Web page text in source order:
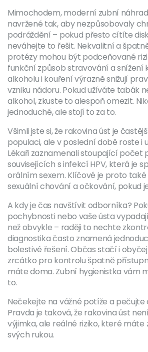
Mimochodem, moderní zubní
navržené tak, aby nezpůsobovaly
podráždění – pokud přesto cítíte
neváhejte to řešit. Nekvalitní a
protézy mohou být podceňované
funkční způsob stravování a snížení
alkoholu i kouření výrazně snižují
vzniku nádoru. Pokud užíváte tabák
alkohol, zkuste to alespoň omezit.
jednoduché, ale stojí to za to.
Všimli jste si, že rakovina úst je
populaci, ale v poslední době roste i
Lékaři zaznamenali stoupající počet
souvisejících s infekcí HPV, která je
orálním sexem. Klíčové je proto
sexuální chování a očkování, pokud
A kdy je čas navštívit odborníka?
pochybnosti nebo vaše ústa
než obvykle – raději to nechte
diagnostika často znamená
bolestivé řešení. Občas stačí i
zrcátko pro kontrolu špatně
máte doma. Zubní hygienistka vám
to.
Nečekejte na vážné potíže a pečujte
Pravda je taková, že rakovina úst
výjimka, ale reálné riziko, které máte
svých rukou.